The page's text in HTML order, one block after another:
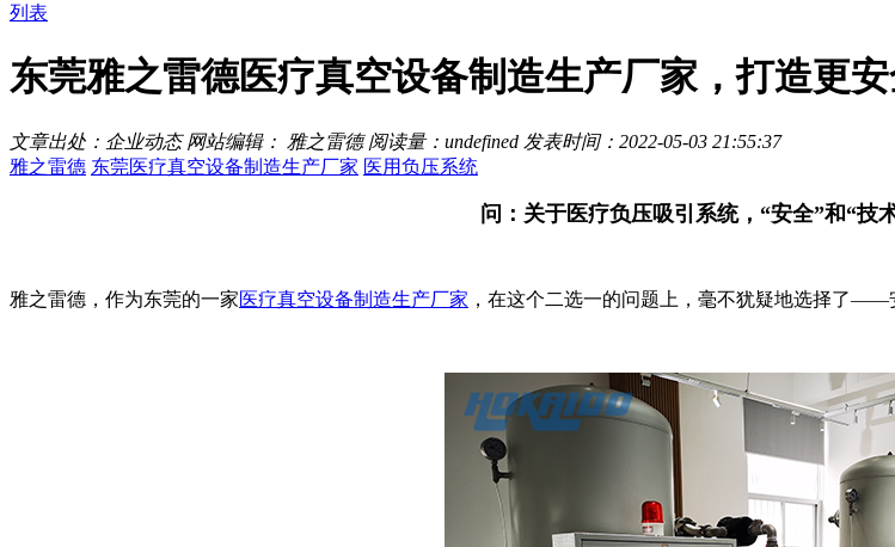
列表
东莞雅之雷德医疗真空设备制造生产厂家，打造更
文章出处：企业动态 网站编辑： 雅之雷德阅读量： undefined 发表时间：2022-05-03 21:55:37
雅之雷德 东莞医疗真空设备制造生产厂家 医用负压系统
问：关于医疗负压吸引系统，“安全”和“技
雅之雷德，作为东莞的一家医疗真空设备制造生产厂家 ，在这个二选一的问题上，毫不犹疑地选择了——